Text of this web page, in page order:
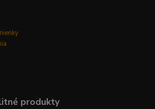
produkty